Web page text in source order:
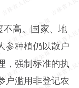
高。国家、地
参种植仍以散户
，强制标准的执
户滥用非登记农